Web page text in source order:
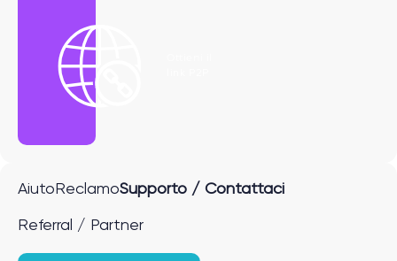
Aiuto ReclamoSupporto / Contattaci
Referral / Partner